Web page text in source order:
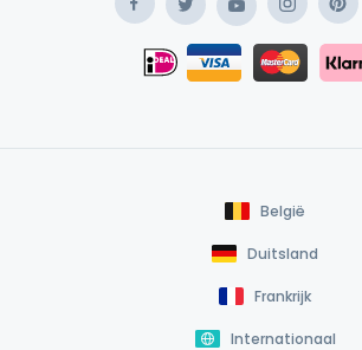
FacebookTwitterYouTubeInstagram
iDEAL
Safe Payment
België
Duitsland
Frankrijk
Internationaal